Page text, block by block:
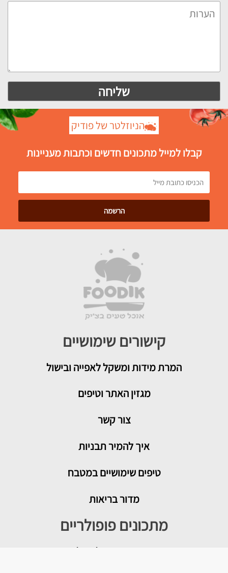
הניוזלטר של פודיק
קבלו למייל מתכונים חדשים וכתבות מעניינות
קישורים שימושיים
המרת מידות ומשקל לאפייה ובישול
מגזין האתר וטיפים
צור קשר
איך להמיר תבניות
טיפים שימושיים במטבח
מדור בריאות
מתכונים פופולריים
עוגת גבינה בייגלה מלוח